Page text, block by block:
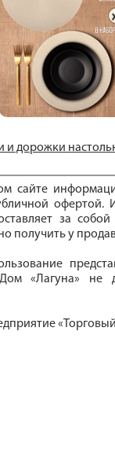
и дорожки
сайте
офертой.
за
получить у
«Лагуна» не